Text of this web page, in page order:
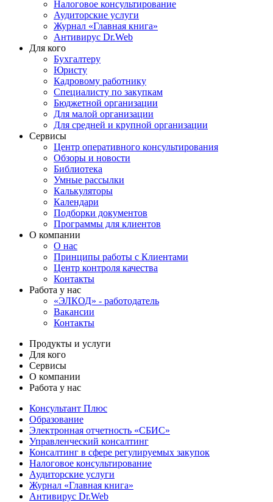
Налоговое консультирование
Аудиторские услуги
Журнал «Главная книга»
Антивирус Dr.Web
Для кого
Бухгалтеру
Юристу
Кадровому работнику
Специалисту по закупкам
Бюджетной организации
Для малой организации
Для средней и крупной организации
Сервисы
Центр оперативного консультирования
Обзоры и новости
Библиотека
Умные рассылки
Калькуляторы
Календари
Подборки документов
Программы для клиентов
О компании
О нас
Принципы работы с Клиентами
Центр контроля качества
Контакты
Работа у нас
«ЭЛКОД» - работодатель
Вакансии
Контакты
Продукты и услуги
Для кого
Сервисы
О компании
Работа у нас
Консультант Плюс
Образование
Электронная отчетность «СБИС»
Управленческий консалтинг
Консалтинг в сфере регулируемых закупок
Налоговое консультирование
Аудиторские услуги
Журнал «Главная книга»
Антивирус Dr.Web